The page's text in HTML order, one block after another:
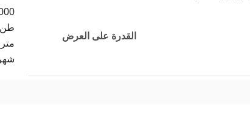
القدرة على العرض
طن
شهر